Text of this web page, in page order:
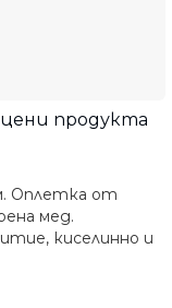
продукта
Оплетка от
мед.
киселинно и